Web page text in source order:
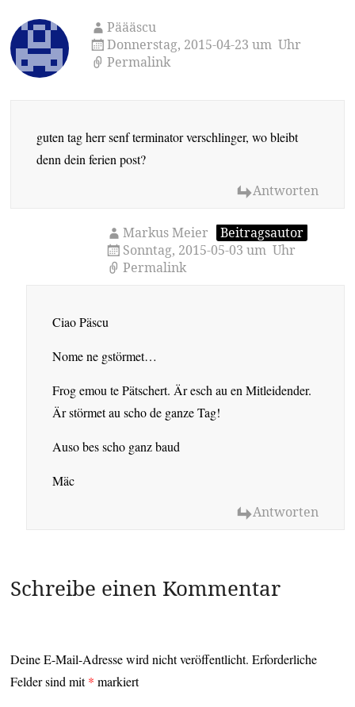
Päääscu
Donnerstag, 2015-04-23 um Uhr
Permalink
guten tag herr senf terminator verschlinger, wo bleibt
denn dein ferien post?
Antworten
Markus Meier
Beitragsautor
Sonntag, 2015-05-03 um Uhr
Permalink
Ciao Päscu
Nome ne gstörmet…
Frog emou te Pätschert. Är esch au en Mitleidender.
Är störmet au scho de ganze Tag!
Auso bes scho ganz baud
Mäc
Antworten
Schreibe einen Kommentar
Deine E-Mail-Adresse wird nicht veröffentlicht. Erforderliche
Felder sind mit* markiert